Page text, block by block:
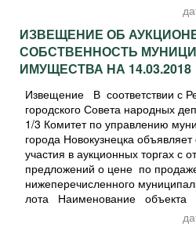
ИЗВЕЩЕНИЕ ОБ
СОБСТВЕННОСТЬ
ИМУЩЕСТВА НА 14.03.2018
Извещение В соответствии с
городского Совета народных
1/3 Комитет по управлению
города Новокузнецка
участия в аукционных торгах с
предложений о цене по
нижеперечисленного
лота Наименование объекта